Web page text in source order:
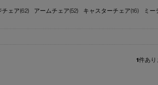
チェア(62) アームチェア(52) キャスターチェア(16) ミー
1件あり